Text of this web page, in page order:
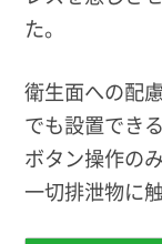
た。
衛生面への配
でも設置でき
ボタン操作の
一切排泄物に